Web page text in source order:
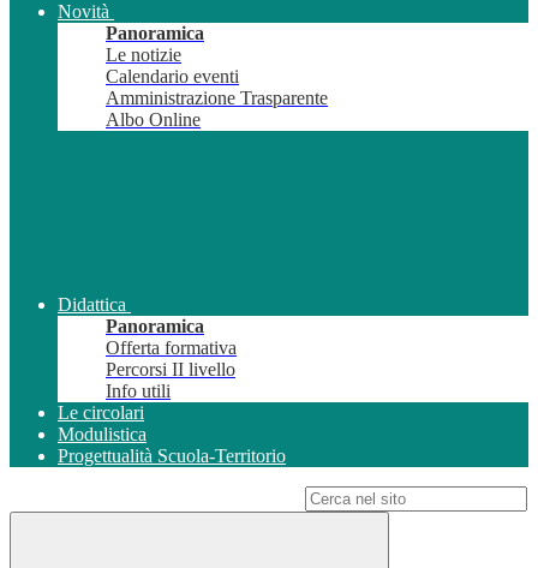
Novità
Panoramica
Le notizie
Calendario eventi
Amministrazione Trasparente
Albo Online
Didattica
Panoramica
Offerta formativa
Percorsi II livello
Info utili
Le circolari
Modulistica
Progettualità Scuola-Territorio